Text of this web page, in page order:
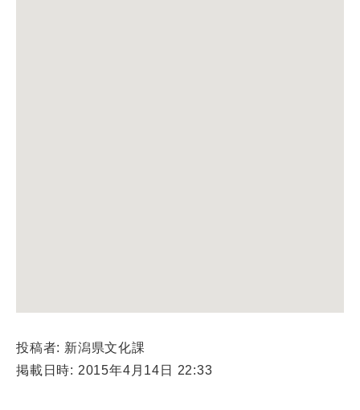
投稿者: 新潟県文化課
掲載日時: 2015年4月14日 22:33